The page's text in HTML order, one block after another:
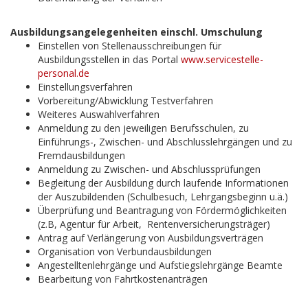
Ausbildungsangelegenheiten einschl. Umschulung
Einstellen von Stellenausschreibungen für
Ausbildungsstellen in das Portal www.servicestelle-
personal.de
Einstellungsverfahren
Vorbereitung/Abwicklung Testverfahren
Weiteres Auswahlverfahren
Anmeldung zu den jeweiligen Berufsschulen, zu
Einführungs-, Zwischen- und Abschlusslehrgängen und zu
Fremdausbildungen
Anmeldung zu Zwischen- und Abschlussprüfungen
Begleitung der Ausbildung durch laufende Informationen
der Auszubildenden (Schulbesuch, Lehrgangsbeginn u.ä.)
Überprüfung und Beantragung von Fördermöglichkeiten
(z.B, Agentur für Arbeit, Rentenversicherungsträger)
Antrag auf Verlängerung von Ausbildungsverträgen
Organisation von Verbundausbildungen
Angestelltenlehrgänge und Aufstiegslehrgänge Beamte
Bearbeitung von Fahrtkostenanträgen